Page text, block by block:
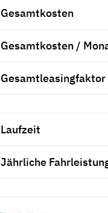
Gesamtkosten
Gesamtkosten /
Gesamtleasingfaktor
Laufzeit
Jährliche